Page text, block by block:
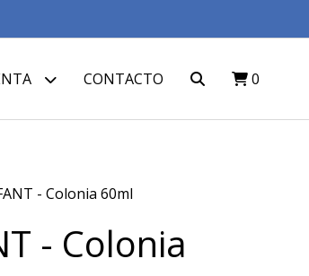
CONTACTO 0
- Colonia 60ml
- Colonia